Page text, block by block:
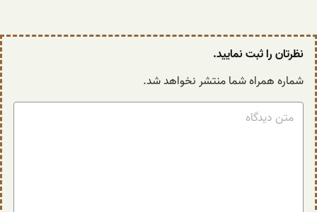
نظرتان را ثبت نمایید.
شماره همراه شما منتشر نخواهد شد.